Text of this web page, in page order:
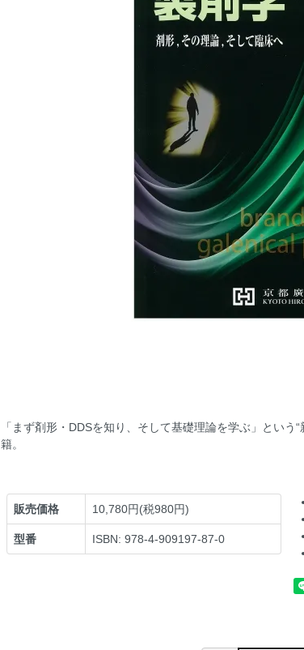
「まず剤形・DDSを知り、そして基礎理論を学ぶ」とい
籍。
販売価格 10,780円(税980円)
型番 ISBN: 978-4-909197-87-0